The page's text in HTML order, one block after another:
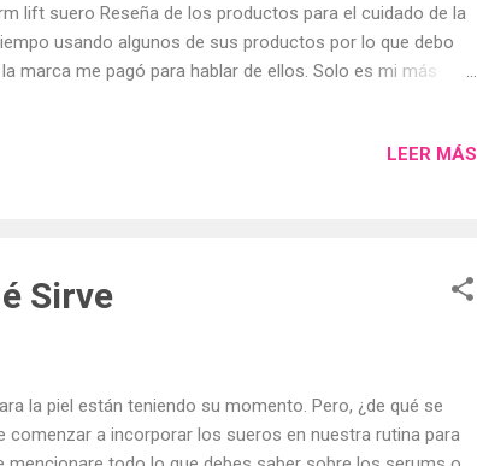
lift suero Reseña de los productos para el cuidado de la
usando algunos de sus productos por lo que debo
marca me pagó para hablar de ellos. Solo es mi más
sueros de hialuronico y vitamina c, tonico facial,LEER MÁS
Sirve
la piel están teniendo su momento. Pero, ¿de qué se
a incorporar los sueros en nuestra rutina para